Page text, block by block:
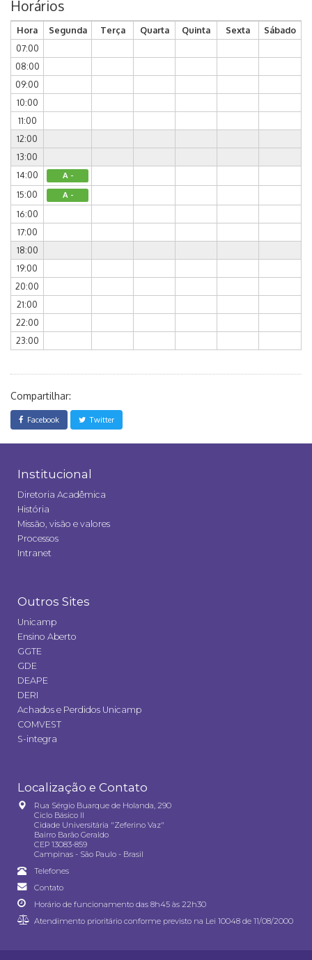
Horários
Hora Segunda Terça Quarta Quinta Sexta
Sábado
07:00
08:00
09:00
10:00
11:00
12:00
13:00
14:00
A -
15:00 A -
16:00
17:00
18:00
19:00
20:00
21:00
22:00
23:00
Compartilhar:
Facebook Twitter
Institucional
Diretoria Acadêmica
História
Missão, visão e valores
Processos
Intranet
Outros Sites
Unicamp
Ensino Aberto
GGTE
GDE
DEAPE
DERI
Achados e Perdidos Unicamp
COMVEST
S-integra
Localização e Contato
Rua Sérgio Buarque de Holanda, 290
Ciclo Básico II
Cidade Universitária "Zeferino Vaz"
Bairro Barão Geraldo
CEP 13083-859
Campinas - São Paulo - Brasil
Telefones
Contato
Horário de funcionamento das 8h45 às 22h30
Atendimento prioritário conforme previsto na Lei 10048 de 11/08/2000